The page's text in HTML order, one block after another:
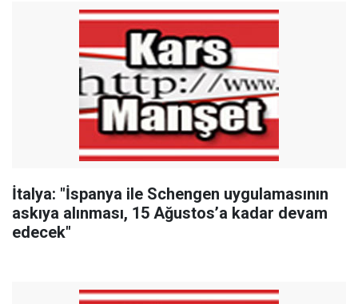
İtalya: "İspanya ile Schengen uygulamasının
askıya alınması, 15 Ağustos’a kadar devam
edecek"